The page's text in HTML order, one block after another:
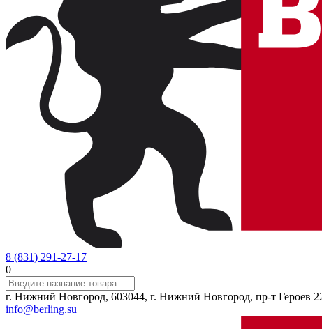
8 (831) 291-27-17
0
г. Нижний Новгород, 603044, г. Нижний Новгород, пр-т Героев
info@berling.su